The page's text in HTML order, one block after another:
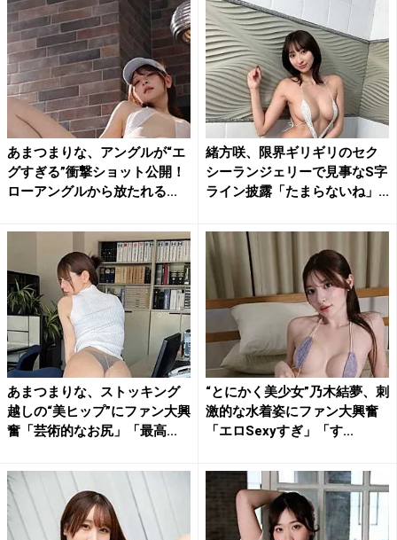
あまつまりな、アングルが“エ
グすぎる”衝撃ショット公開！
ローアングルから放たれる...
緒方咲、限界ギリギリのセク
シーランジェリーで見事なS字
ライン披露「たまらないね」...
あまつまりな、ストッキング
越しの“美ヒップ”にファン大興
奮「芸術的なお尻」「最高...
“とにかく美少女”乃木結夢、刺
激的な水着姿にファン大興奮
「エロSexyすぎ」「す...